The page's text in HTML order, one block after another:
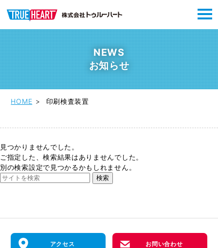
NEWS
お知らせ
HOME 印刷検査装置
見つかりませんでした。
ご指定した、検索結果はありませんでした。
別の検索設定で見つかるかもしれません。
アクセス お問い合わせ